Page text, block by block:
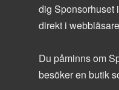
dig Sponsorhuset
direkt i
Du påminns om
besöker en butik